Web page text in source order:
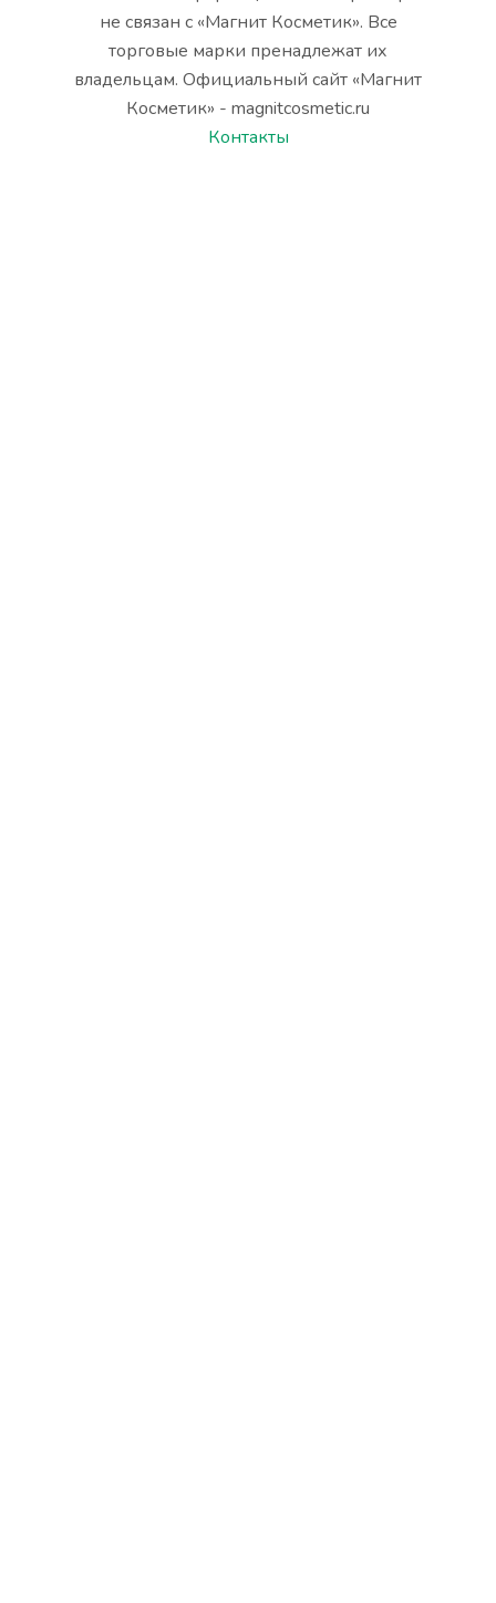
не связан с «Магнит Косметик». Все
торговые марки пренадлежат их
владельцам. Официальный сайт «Магнит
Косметик» - magnitcosmetic.ru
Контакты